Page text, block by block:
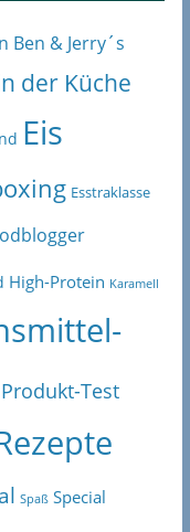
Ben & Jerry´s
der Küche
Eis
Esstraklasse
High-Protein Karamell
Produkt-Test
Spaß Special